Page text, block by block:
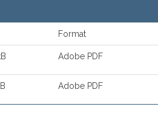
Format
Adobe PDF
Adobe PDF